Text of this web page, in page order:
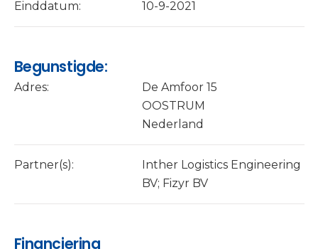
Einddatum:
10-9-2021
Begunstigde:
Adres:
De Amfoor 15
OOSTRUM
Nederland
Partner(s):
Inther Logistics Engineering
BV; Fizyr BV
Financiering